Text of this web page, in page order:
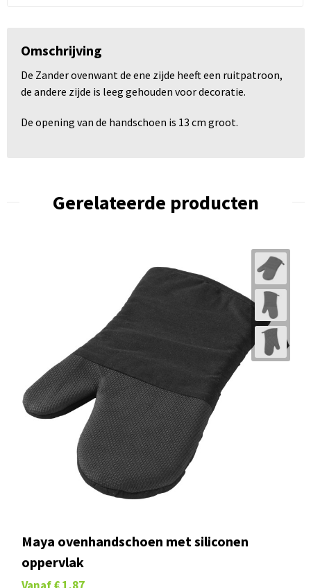
Omschrijving
De Zander ovenwant de ene zijde heeft een ruitpatroon,
de andere zijde is leeg gehouden voor decoratie.
De opening van de handschoen is 13 cm groot.
Gerelateerde producten
Maya ovenhandschoen met siliconen
oppervlak